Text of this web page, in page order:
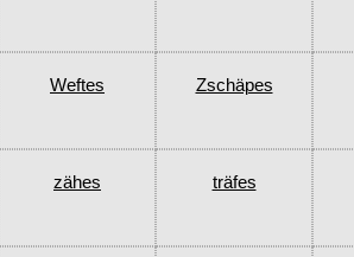
Weftes Zschäpes
zähes träfes